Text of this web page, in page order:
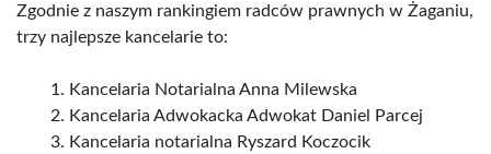
Zgodnie z naszym rankingiem radców prawnych w Żaganiu,
trzy najlepsze kancelarie to:
Kancelaria Notarialna Anna Milewska
Kancelaria Adwokacka Adwokat Daniel Parcej
Kancelaria notarialna Ryszard Koczocik